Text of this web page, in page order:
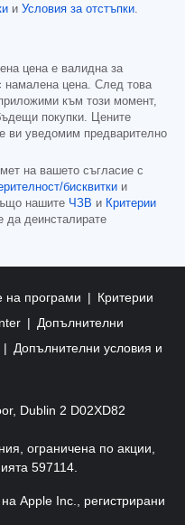
и Условия за отстъпки.
цена е валидна за
намалена цена. След това
към този момент,
покупки. Цените
ви уведомим предварително
на вашето съгласие с
бисквитки и
нашите ЧЗВ и Критерии
да деинсталирате
на програми
Критерии
Допълнителни
Допълнителни условия и
Dublin 2 D02XD82
ограничена по акции,
597114.
Apple Inc., регистрирани